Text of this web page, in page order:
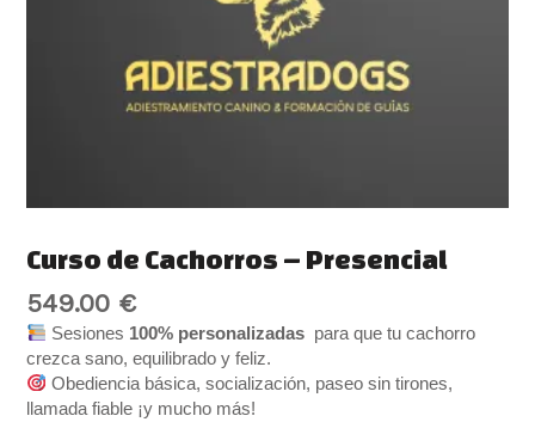
Curso de Cachorros – Presencial
549.00 €
Sesiones 100% personalizadas para que tu cachorro
crezca sano, equilibrado y feliz.
Obediencia básica, socialización, paseo sin tirones,
llamada fiable ¡y mucho más!